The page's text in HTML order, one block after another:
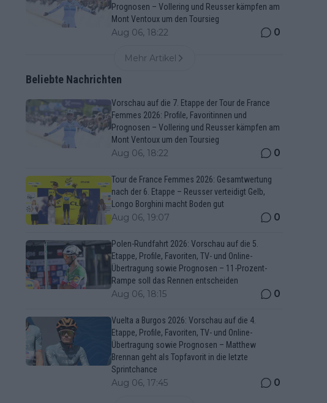
Prognosen – Vollering und Reusser kämpfen am
Mont Ventoux um den Toursieg
Aug 06, 18:22 0
Mehr Artikel
Beliebte Nachrichten
Vorschau auf die 7. Etappe der Tour de France
Femmes 2026: Profile, Favoritinnen und
Prognosen – Vollering und Reusser kämpfen am
Mont Ventoux um den Toursieg
Aug 06, 18:22 0
Tour de France Femmes 2026: Gesamtwertung
nach der 6. Etappe – Reusser verteidigt Gelb,
Longo Borghini macht Boden gut
Aug 06, 19:07 0
Polen-Rundfahrt 2026: Vorschau auf die 5.
Etappe, Profile, Favoriten, TV- und Online-
Übertragung sowie Prognosen – 11-Prozent-
Rampe soll das Rennen entscheiden
Aug 06, 18:15 0
Vuelta a Burgos 2026: Vorschau auf die 4.
Etappe, Profile, Favoriten, TV- und Online-
Übertragung sowie Prognosen – Matthew
Brennan geht als Topfavorit in die letzte
Sprintchance
Aug 06, 17:45 0